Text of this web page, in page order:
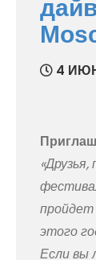
4
пройдет
этого
Если вы